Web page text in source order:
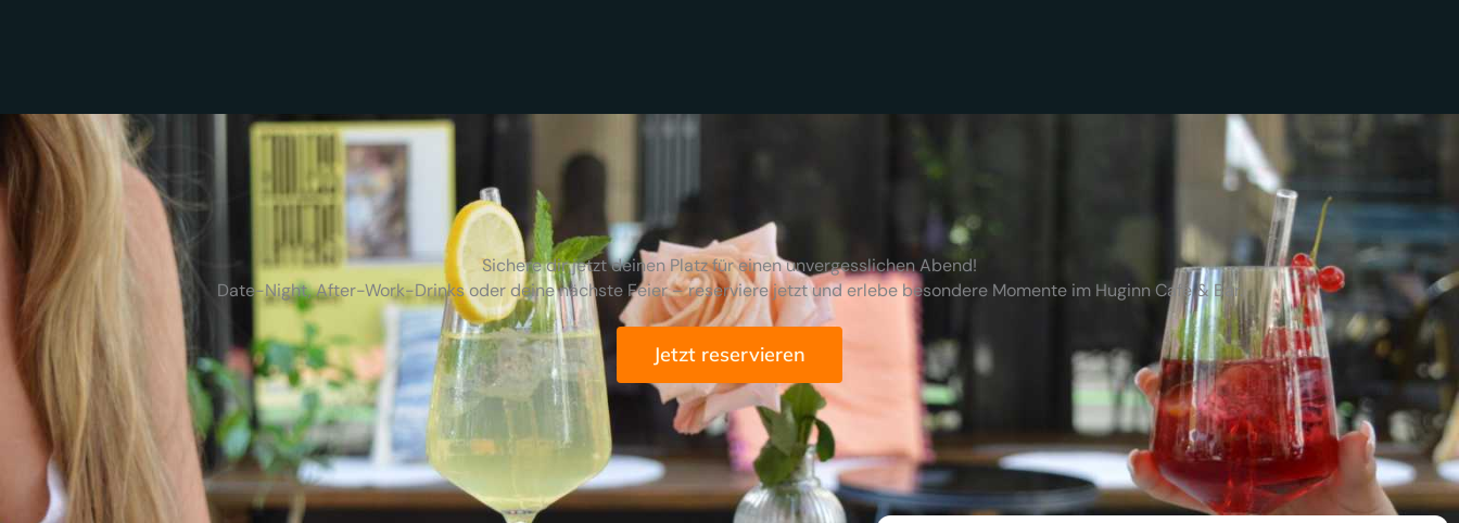
Sichere dir jetzt deinen Platz für einen unvergesslichen Abend!
Date-Night, After-Work-Drinks oder deine nächste Feier – reserviere jetzt und erlebe besondere Momente im Huginn Café & Bar.
Jetzt reservieren